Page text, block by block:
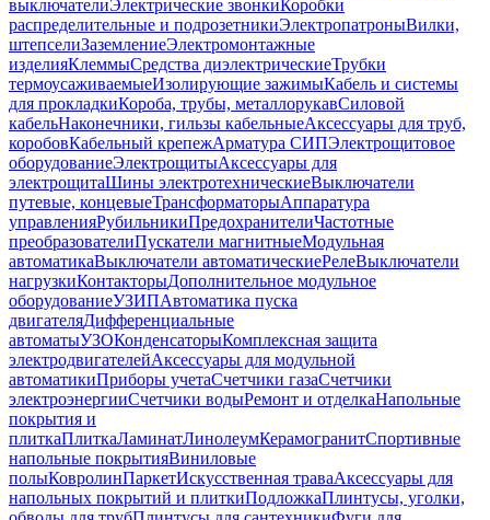
выключателиЭлектрические звонкиКоробки
распределительные и подрозетникиЭлектропатроныВилки,
штепселиЗаземлениеЭлектромонтажные
изделияКлеммыСредства диэлектрическиеТрубки
термоусаживаемыеИзолирующие зажимыКабель и системы
для прокладкиКороба, трубы, металлорукавСиловой
кабельНаконечники, гильзы кабельныеАксессуары для труб,
коробовКабельный крепежАрматура СИПЭлектрощитовое
оборудованиеЭлектрощитыАксессуары для
электрощитаШины электротехническиеВыключатели
путевые, концевыеТрансформаторыАппаратура
управленияРубильникиПредохранителиЧастотные
преобразователиПускатели магнитныеМодульная
автоматикаВыключатели автоматическиеРелеВыключатели
нагрузкиКонтакторыДополнительное модульное
оборудованиеУЗИПАвтоматика пуска
двигателяДифференциальные
автоматыУЗОКонденсаторыКомплексная защита
электродвигателейАксессуары для модульной
автоматикиПриборы учетаСчетчики газаСчетчики
электроэнергииСчетчики водыРемонт и отделкаНапольные
покрытия и
плиткаПлиткаЛаминатЛинолеумКерамогранитСпортивные
напольные покрытияВиниловые
полыКовролинПаркетИскусственная траваАксессуары для
напольных покрытий и плиткиПодложкаПлинтусы, уголки,